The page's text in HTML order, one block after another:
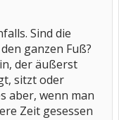
Sind die
ganzen Fuß?
der äußerst
sitzt oder
aber, wenn man
Zeit gesessen